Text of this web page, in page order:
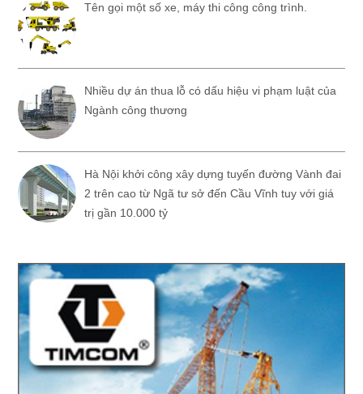
Tên gọi một số xe, máy thi công công trình.
Nhiều dự án thua lỗ có dấu hiệu vi phạm luật của
Ngành công thương
Hà Nội khởi công xây dựng tuyến đường Vành đai
2 trên cao từ Ngã tư sở đến Cầu Vĩnh tuy với giá
trị gần 10.000 tỷ